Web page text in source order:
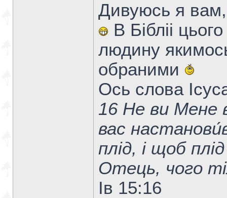
Дивуюсь я
В Бібліі
людину
обраними
Ось слова
16 Не ви Мене
вас
плід, і щоб
Отець, чого
Ів 15:16